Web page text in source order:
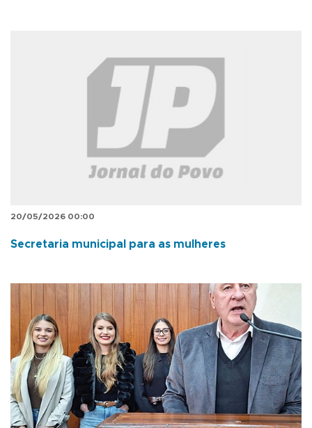
20/05/2026 00:00
Secretaria municipal para as mulheres